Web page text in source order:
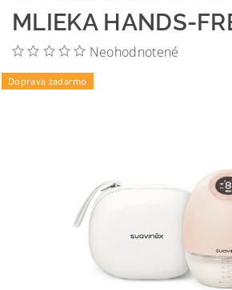
MLIEKA HANDS-
Neohodnotené
Doprava zadarmo